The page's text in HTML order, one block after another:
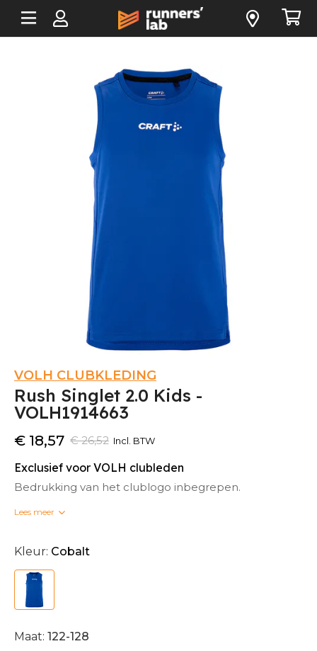
VOLH CLUBKLEDING
Rush Singlet 2.0 Kids -
VOLH1914663
€ 26,52
€ 18,57 Incl. BTW
Exclusief voor VOLH clubleden
Bedrukking van het clublogo inbegrepen.
Bedrukte clubkleding kan niet omgeruild worden.
Lees meer
Kleur: Cobalt
Maat: 122-128